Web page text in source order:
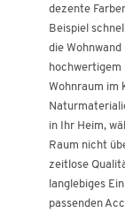
dezente
Beispiel
die
hochwertigem
Wohnraum im
in Ihr Heim,
Raum nicht
zeitlose
langlebiges
passenden